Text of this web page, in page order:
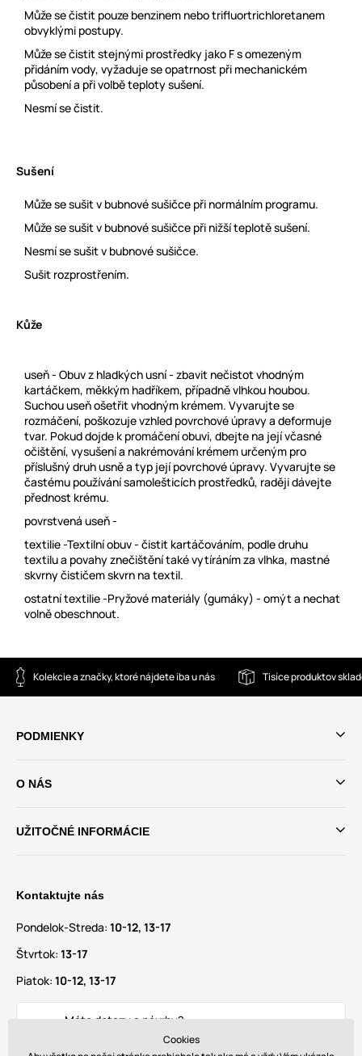
Může se čistit pouze benzinem nebo trifluortrichloretanem
obvyklými postupy.
Může se čistit stejnými prostředky jako F s omezeným
přidáním vody, vyžaduje se opatrnost při mechanickém
působení a při volbě teploty sušení.
Nesmí se čistit.
Sušení
Může se sušit v bubnové sušičce při normálním programu.
Může se sušit v bubnové sušičce při nižší teplotě sušení.
Nesmí se sušit v bubnové sušičce.
Sušit rozprostřením.
Kůže
useň - Obuv z hladkých usní - zbavit nečistot vhodným
kartáčkem, měkkým hadříkem, případně vlhkou houbou.
Suchou useň ošetřit vhodným krémem. Vyvarujte se
rozmáčení, poškozuje vzhled povrchové úpravy a deformuje
tvar. Pokud dojde k promáčení obuvi, dbejte na její včasné
očištění, vysušení a nakrémování krémem určeným pro
příslušný druh usně a typ její povrchové úpravy. Vyvarujte se
častému používání samolešticích prostředků, raději dávejte
přednost krému.
povrstvená useň -
textilie -Textilní obuv - čistit kartáčováním, podle druhu
textilu a povahy znečištění také vytíráním za vlhka, mastné
skvrny čističem skvrn na textil.
ostatní textilie -Pryžové materiály (gumáky) - omýt a nechat
volně obeschnout.
Kolekcie a značky, ktoré nájdete iba u nás Tisíce produktov
PODMIENKY
O NÁS
UŽITOČNÉ INFORMÁCIE
Kontaktujte nás
Pondelok-Streda: 10-12, 13-17
Štvrtok: 13-17
Piatok: 10-12, 13-17
Máte dotazy a návrhy?
info@glamadise.skCookies